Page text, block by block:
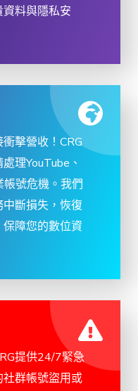
料與隱私安
擊營收！CRG
理YouTube、
號危機。我們
斷損失，恢復
障您的數位資
提供24/7緊急
群帳號盜用或